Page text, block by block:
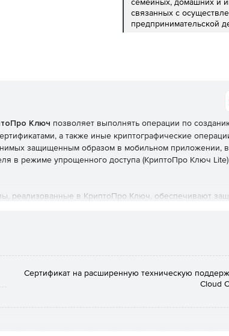
связанных с
предпринимательской
Ключ позволяет выполнять операции по
а также иные криптографические
защищенным образом в мобильном приложении,
в режиме упрощенного доступа (КриптоПро Ключ
реализованные в КриптоПро Ключ, обеспечивают
образом.
любого формата;
квалифицированной электронной подписи
Сертификат на расширенную техническую
Cloud